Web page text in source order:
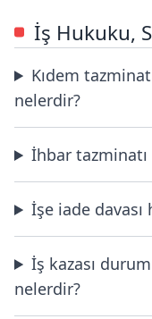
İş Hukuku,
Kıdem
nelerdir?
İhbar tazminatı
İşe iade davası
İş kazası
nelerdir?